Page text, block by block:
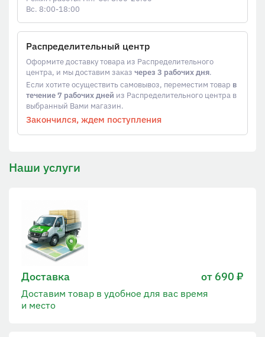
Вс. 8:00-18:00
Распределительный центр
Оформите доставку товара из Распределительного
центра, и мы доставим заказ через 3 рабочих дня.
Если хотите осуществить самовывоз, переместим товар в
течение 7 рабочих дней из Распределительного центра в
выбранный Вами магазин.
Закончился, ждем поступления
Наши услуги
Доставка от 690 ₽
Доставим товар в удобное для вас время
и место